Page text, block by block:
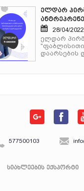
ელდარ
28/04/2022
ელდარ
დაარსების
577500103
სიახლეების ექსპორტი